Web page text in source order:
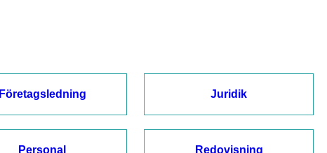
Företagsledning Juridik
Personal Redovisning